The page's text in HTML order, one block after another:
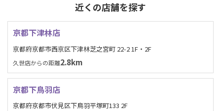
近くの店舗を探す
京都下津林店
京都府京都市西京区下津林芝之宮町 22-2 1F・2F
久世店からの距離2.8km
京都下鳥羽店
京都府京都市伏見区下鳥羽平塚町133 2F